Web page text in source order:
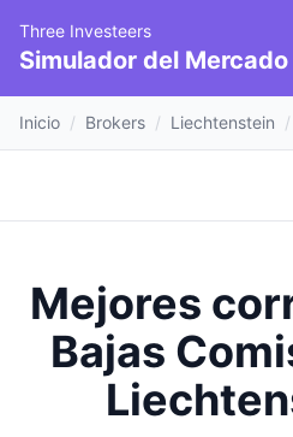
Three Investeers
Simulador del
Inicio / Brokers / Liechtenstein /
Mejores
Bajas